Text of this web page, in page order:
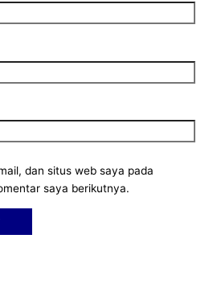
dan situs web saya pada
saya berikutnya.